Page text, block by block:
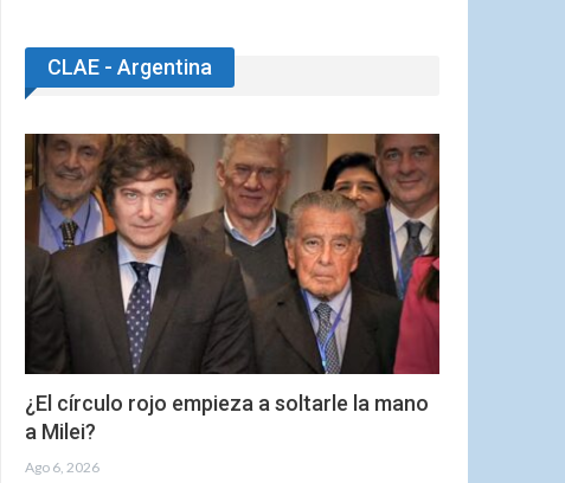
CLAE - Argentina
¿El círculo rojo empieza a soltarle la mano
a Milei?
Ago 6, 2026